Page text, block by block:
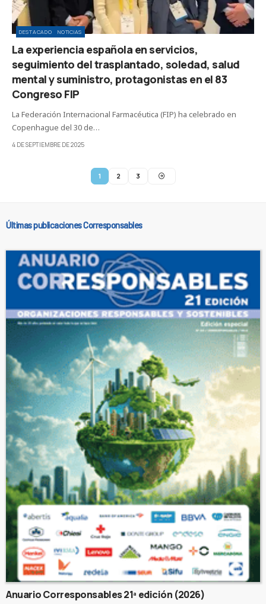
DESTACADO NOTICIAS
La experiencia española en servicios,
seguimiento del trasplantado, soledad, salud
mental y suministro, protagonistas en el 83
Congreso FIP
La Federación Internacional Farmacéutica (FIP) ha celebrado en
Copenhague del 30 de…
4 DE SEPTIEMBRE DE 2025
1 2 3
Últimas publicaciones Corresponsables
Anuario Corresponsables 21ª edición (2026)